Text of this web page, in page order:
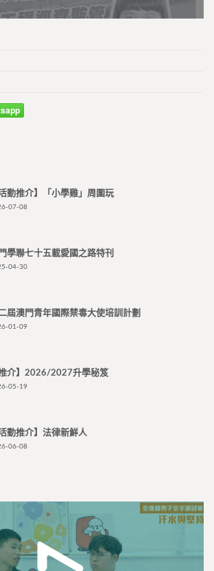
活動推介】「小學雞」周圍玩
07-08
學聯七十五載愛國之路特刊
04-30
屆澳門青年國際禁毒大使培訓計劃
01-09
推介】2026/2027升學秘笈
05-19
活動推介】法律新鮮人
06-08